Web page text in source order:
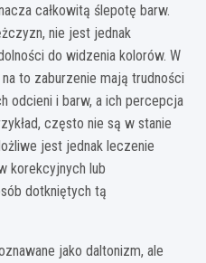
całkowitą ślepotę barw.
nie jest jednak
do widzenia kolorów. W
to zaburzenie mają trudności
odcieni i barw, a ich percepcja
często nie są w stanie
jest jednak leczenie
korekcyjnych lub
dotkniętych tą
jako daltonizm, ale